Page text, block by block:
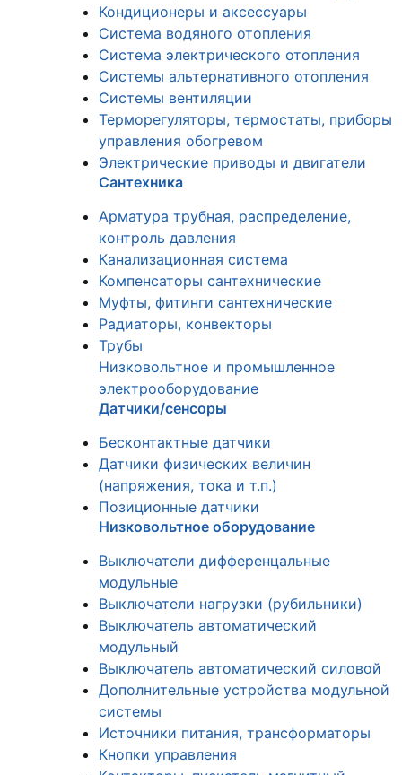
Кондиционеры и аксессуары
Система водяного отопления
Система электрического отопления
Системы альтернативного отопления
Системы вентиляции
Терморегуляторы, термостаты, приборы
управления обогревом
Электрические приводы и двигатели
Сантехника
Арматура трубная, распределение,
контроль давления
Канализационная система
Компенсаторы сантехнические
Муфты, фитинги сантехнические
Радиаторы, конвекторы
Трубы
Низковольтное и промышленное
электрооборудование
Датчики/сенсоры
Бесконтактные датчики
Датчики физических величин
(напряжения, тока и т.п.)
Позиционные датчики
Низковольтное оборудование
Выключатели дифференцальные
модульные
Выключатели нагрузки (рубильники)
Выключатель автоматический
модульный
Выключатель автоматический силовой
Дополнительные устройства модульной
системы
Источники питания, трансформаторы
Кнопки управления